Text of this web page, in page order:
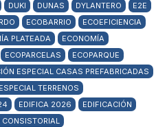
DUKI DUNAS DYLANTERO
E2E
ECOBARRIO
ECOEFICIENCIA
PLATEADA
ECONOMÍA
ECOPARCELAS
ECOPARQUE
ESPECIAL CASAS PREFABRICADAS
TERRENOS
EDIFICA 2026
EDIFICACIÓN
CONSISTORIAL